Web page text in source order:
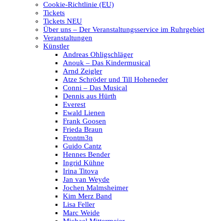
Cookie-Richtlinie (EU)
Tickets
Tickets NEU
Über uns – Der Veranstaltungsservice im Ruhrgebiet
Veranstaltungen
Künstler
Andreas Ohligschläger
Anouk – Das Kindermusical
Arnd Zeigler
Atze Schröder und Till Hoheneder
Conni – Das Musical
Dennis aus Hürth
Everest
Ewald Lienen
Frank Goosen
Frieda Braun
Frontm3n
Guido Cantz
Hennes Bender
Ingrid Kühne
Irina Titova
Jan van Weyde
Jochen Malmsheimer
Kim Merz Band
Lisa Feller
Marc Weide